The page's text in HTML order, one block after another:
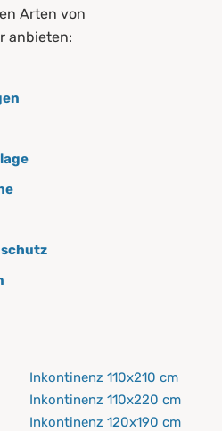
Arten von
anbieten:
Inkontinenz 110x210 cm
Inkontinenz 110x220 cm
Inkontinenz 120x190 cm